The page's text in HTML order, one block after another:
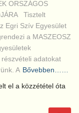
ORSZÁGOS
Tisztelt
Egri Szív Egyesület
a MASZEOSZ
adatokat
A Bővebben……
el a közzététel óta